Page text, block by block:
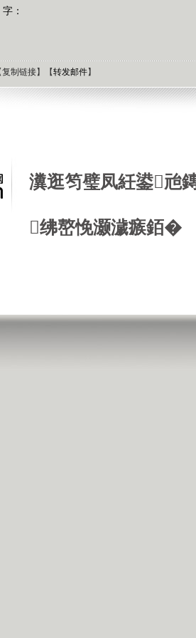
：
复制链接】【转发邮件】
瀵逛笉璧凤紝鍙兘
绋嶅悗灏濊瘯銆�